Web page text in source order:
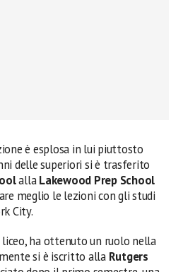
è esplosa in lui piuttosto
delle superiori si è trasferito
allaLakewood Prep School
meglio le lezioni con gli studi
City.
liceo, ha ottenuto un ruolo nella
si è iscritto alla Rutgers